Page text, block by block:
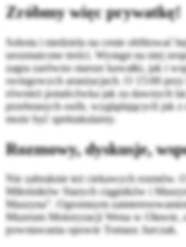
Zróbmy więc prywatkę!
Sobota i niedziela na cenie obfitować
urozmaicone treści. Wystąpi na niej
zagra zarówno starsze kawałki, jak i
swingowych aranżacjach. O 15:00
również potańcówka jak za dawnych
przebranych osób, wyglądających jak
może być spektakularny.
Rozmowy, dyskusje,
Nie zabraknie też ciekawych rozmów.
Miłośników Starych ciągników i
Maszyna”. Ogromnym
Muzeum Motoryzacji Wena w Oławie,
powstawania opowie Tomasz Jurczak.